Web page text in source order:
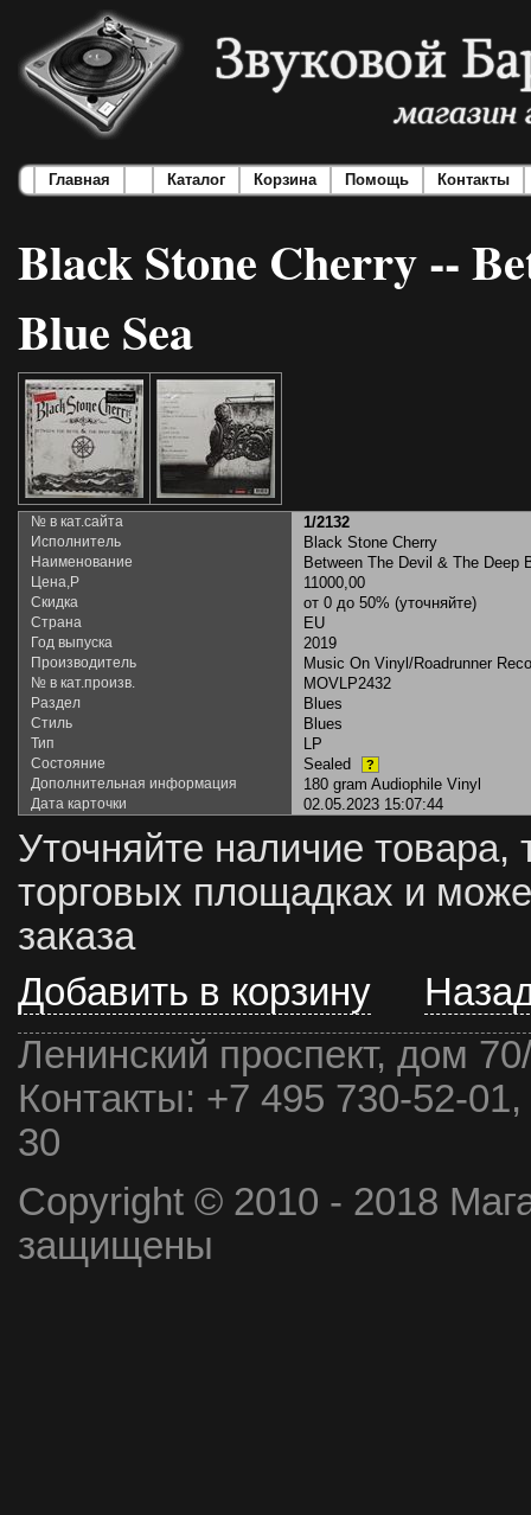
Главная Каталог Корзина Помощь Контакты
Black Stone Cherry --
Blue Sea
№ в кат.сайта 1/2132
Исполнитель Black Stone Cherry
Наименование Between The Devil & The Deep
Цена,Р 11000,00
Скидка от 0 до 50% (уточняйте)
Страна EU
Год выпуска 2019
Производитель Music On Vinyl/Roadrunner
№ в кат.произв. MOVLP2432
Раздел Blues
Стиль Blues
Тип LP
Состояние Sealed ?
Дополнительная информация 180 gram Audiophile Vinyl
Дата карточки 02.05.2023 15:07:44
Уточняйте наличие товара,
торговых площадках и
заказа
Добавить в корзину
Ленинский проспект, дом
Контакты: +7 495 730-52-
30
Copyright © 2010 - 2018
защищены